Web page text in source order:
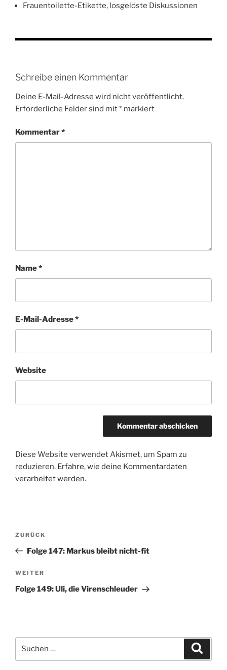
Frauentoilette-Etikette, losgelöste Diskussionen
Schreibe einen Kommentar
Deine E-Mail-Adresse wird nicht veröffentlicht.
Erforderliche Felder sind mit* markiert
Kommentar*
Name*
E-Mail-Adresse*
Website
Diese Website verwendet Akismet, um Spam zu
reduzieren. Erfahre, wie deine Kommentardaten
verarbeitet werden.
Beitragsnavigation
Vorheriger
Beitrag
ZURÜCK
Folge 147: Markus bleibt nicht-fit
Nächster
Beitrag
WEITER
Folge 149: Uli, die Virenschleuder
nach: